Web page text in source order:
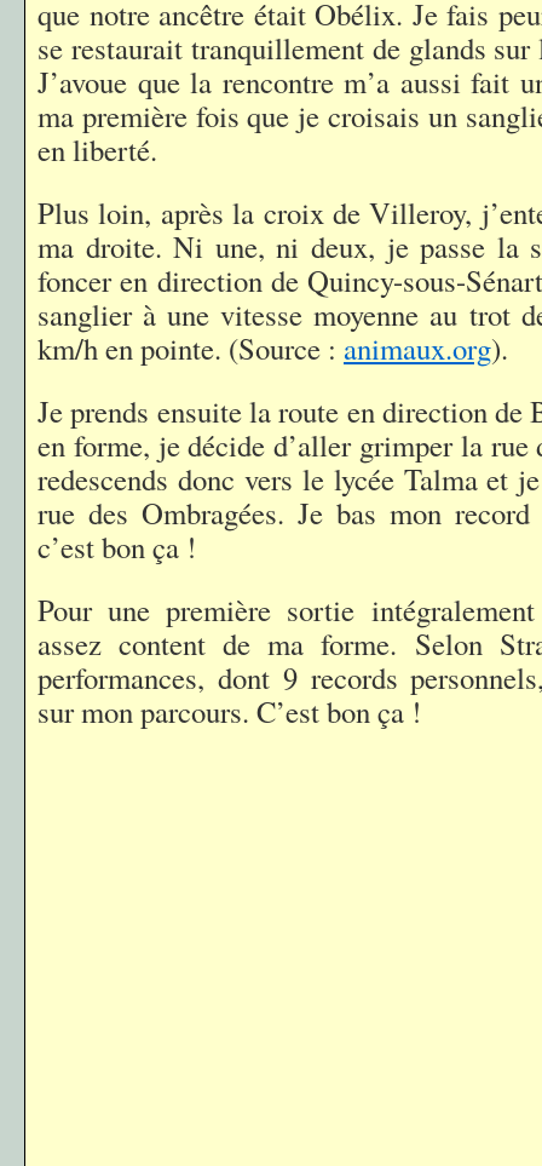
que notre ancêtre était Obélix. Je fais
se restaurait tranquillement de glands
J’avoue que la rencontre m’a aussi fait
ma première fois que je croisais un
en liberté.
Plus loin, après la croix de Villeroy,
ma droite. Ni une, ni deux, je passe la
foncer en direction de Quincy-sous-
sanglier à une vitesse moyenne au trot
km/h en pointe. (Source : animaux.org).
Je prends ensuite la route en direction de
en forme, je décide d’aller grimper la rue
redescends donc vers le lycée Talma et
rue des Ombragées. Je bas mon
c’est bon ça !
Pour une première sortie
assez content de ma forme. Selon
performances, dont 9 records
sur mon parcours. C’est bon ça !